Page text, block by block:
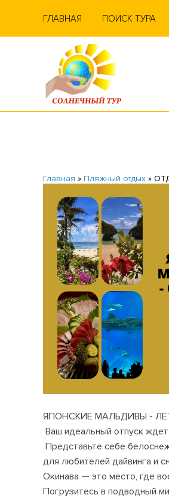
ГЛАВНАЯ ПОИСК ТУРА
Главная » Пляжный отдых »
ЯПОНСКИЕ МАЛЬДИВЫ -
Ваш идеальный отпуск
Представьте себе
для любителей дайвинга и
Окинава — это место, где
Погрузитесь в подводный